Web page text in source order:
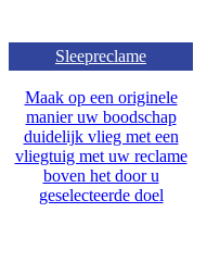
Sleepreclame
Maak op een originele
manier uw boodschap
duidelijk vlieg met een
vliegtuig met uw reclame
boven het door u
geselecteerde doel